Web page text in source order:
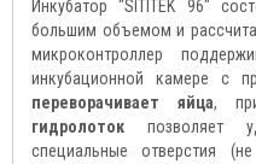
Инкубатор "SITITEK 96"
большим объемом и
микроконтроллер
инкубационной камере с
переворачивает яйца,
гидролоток позволяет
специальные отверстия